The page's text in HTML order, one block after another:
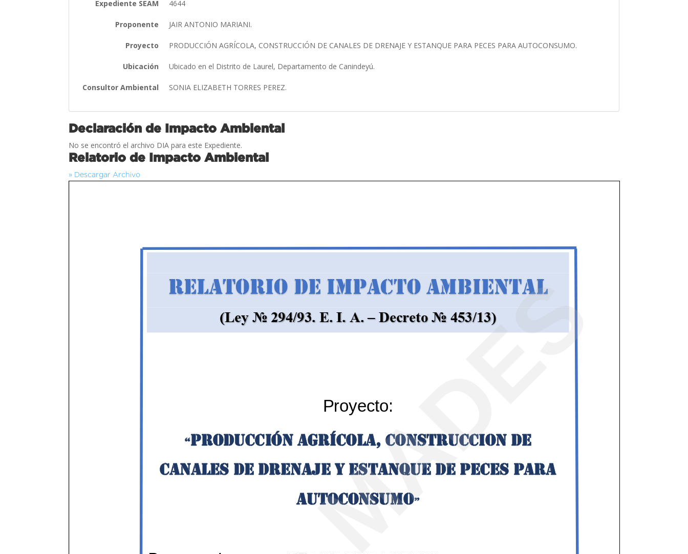
Expediente SEAM 4644
Proponente JAIR ANTONIO MARIANI.
Proyecto PRODUCCIÓN AGRÍCOLA, CONSTRUCCIÓN DE CANALES DE DRENAJE Y ESTANQUE PARA PECES PARA AUTOCONSUMO.
Ubicación Ubicado en el Distrito de Laurel, Departamento de Canindeyú.
Consultor Ambiental SONIA ELIZABETH TORRES PEREZ.
Declaración de Impacto Ambiental
No se encontró el archivo DIA para este Expediente.
Relatorio de Impacto Ambiental
» Descargar Archivo